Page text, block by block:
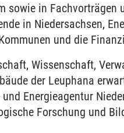
sowie in Fachvorträgen
in Niedersachsen,
und die
Wissenschaft,
der Leuphana
Energieagentur
Forschung und